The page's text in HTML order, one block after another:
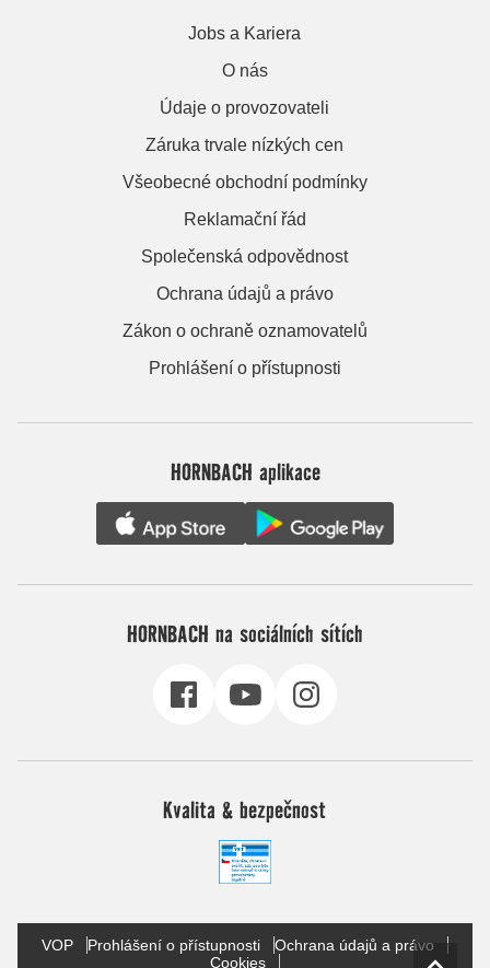
Jobs a Kariera
O nás
Údaje o provozovateli
Záruka trvale nízkých cen
Všeobecné obchodní podmínky
Reklamační řád
Společenská odpovědnost
Ochrana údajů a právo
Zákon o ochraně oznamovatelů
Prohlášení o přístupnosti
HORNBACH aplikace
HORNBACH na sociálních sítích
Kvalita & bezpečnost
VOP Prohlášení o přístupnosti
Ochrana údajů a právo
Cookies